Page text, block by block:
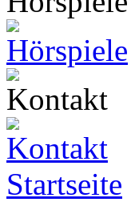
Startseite